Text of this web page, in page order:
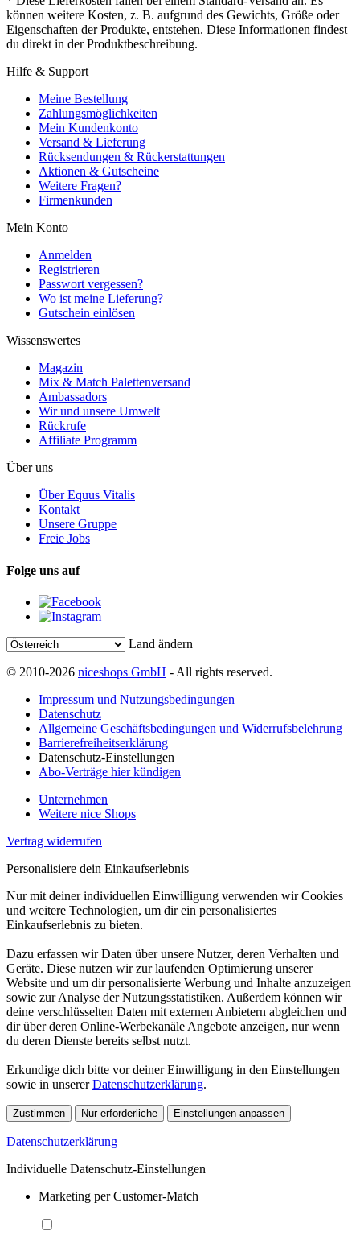
können weitere Kosten, z. B. aufgrund des Gewichts, Größe oder
Eigenschaften der Produkte, entstehen. Diese Informationen findest
du direkt in der Produktbeschreibung.
Hilfe & Support
Meine Bestellung
Zahlungsmöglichkeiten
Mein Kundenkonto
Versand & Lieferung
Rücksendungen & Rückerstattungen
Aktionen & Gutscheine
Weitere Fragen?
Firmenkunden
Mein Konto
Anmelden
Registrieren
Passwort vergessen?
Wo ist meine Lieferung?
Gutschein einlösen
Wissenswertes
Magazin
Mix & Match Palettenversand
Ambassadors
Wir und unsere Umwelt
Rückrufe
Affiliate Programm
Über uns
Über Equus Vitalis
Kontakt
Unsere Gruppe
Freie Jobs
Folge uns auf
Land ändern
© 2010-2026 niceshops GmbH - All rights reserved.
Impressum und Nutzungsbedingungen
Datenschutz
Allgemeine Geschäftsbedingungen und Widerrufsbelehrung
Barrierefreiheitserklärung
Datenschutz-Einstellungen
Abo-Verträge hier kündigen
Unternehmen
Weitere nice Shops
Vertrag widerrufen
Personalisiere dein Einkaufserlebnis
Nur mit deiner individuellen Einwilligung verwenden wir Cookies
und weitere Technologien, um dir ein personalisiertes
Einkaufserlebnis zu bieten.
Dazu erfassen wir Daten über unsere Nutzer, deren Verhalten und
Geräte. Diese nutzen wir zur laufenden Optimierung unserer
Website und um dir personalisierte Werbung und Inhalte anzuzeigen
sowie zur Analyse der Nutzungsstatistiken. Außerdem können wir
deine verschlüsselten Daten mit externen Anbietern abgleichen und
dir über deren Online-Werbekanäle Angebote anzeigen, nur wenn
du deren Dienste bereits selbst nutzt.
Erkundige dich bitte vor deiner Einwilligung in den Einstellungen
sowie in unsererDatenschutzerklärung.
Zustimmen Nur erforderliche Einstellungen anpassen
Datenschutzerklärung
Individuelle Datenschutz-Einstellungen
Marketing per Customer-Match